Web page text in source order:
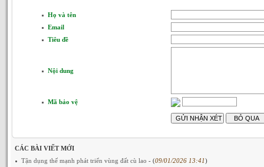
Họ và tên
Email
Tiêu đề
Nội dung
Mã bảo vệ
CÁC BÀI VIẾT MỚI
Tận dụng thế mạnh phát triển vùng đất cù lao - (09/01/2026 13:41)